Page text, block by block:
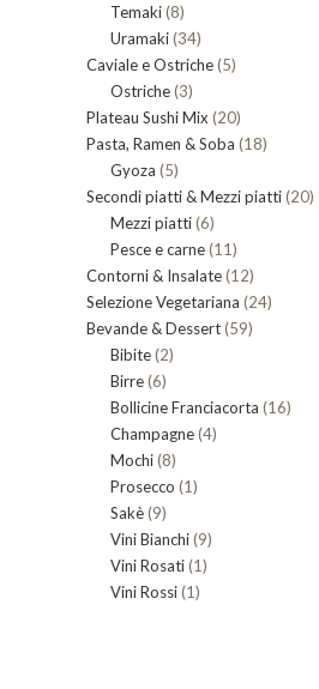
Temaki 88
prodotti
Uramaki 3434
prodotti
Caviale e Ostriche 55
Ostriche 33
prodotti
Plateau Sushi Mix 2020
prodotti
Pasta, Ramen & Soba 1818
Gyoza 55
prodotti
Secondi piatti & Mezzi piatti 2020
Mezzi piatti 66
prodotti
Pesce e carne 1111
prodotti
Contorni & Insalate 1212
prodotti
Selezione Vegetariana 2424
Bevande & Dessert 5959
Bibite 22
Birre 66
prodotti
Bollicine Franciacorta 1616
Champagne 44
Mochi 88
prodotti
Prosecco 11
Sakè 99
prodotti
Vini Bianchi 99
Vini Rosati 11
Vini Rossi 11